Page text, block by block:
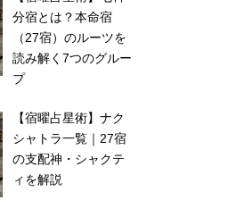
分宿とは？本命宿
（27宿）のルーツを
読み解く7つのグルー
プ
【宿曜占星術】ナク
シャトラ一覧｜27宿
の支配神・シャクテ
ィを解説